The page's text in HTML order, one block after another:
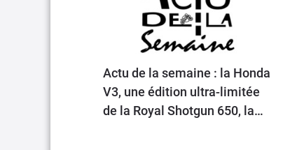
Actu de la semaine : la Honda
V3, une édition ultra-limitée
de la Royal Shotgun 650, la